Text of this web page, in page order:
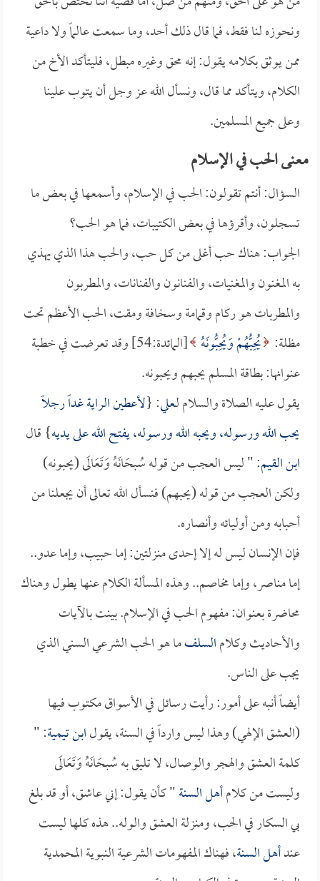
ونحوزه لنا فقط، فما قال ذلك أحد، وما سمعت عالماً ولا داعية
ممن يوثق بكلامه يقول: إنه محق وغيره مبطل، فليتأكد الأخ من
الكلام، ويتأكد مما قال، ونسأل الله عز وجل أن يتوب علينا
وعلى جميع المسلمين.
معنى الحب في الإسلام
السؤال: أنتم تقولون: الحب في الإسلام، وأسمعها في بعض ما
تسجلون، وأقرؤها في بعض الكتيبات، فما هو الحب؟
الجواب: هناك حب أغلى من كل حب، والحب هذا الذي يهذي
به المغنون والمغنيات، والفنانون والفنانات، والمطربون
والمطربات هو ركام وقمامة وسخافة ومقت، الحب الأعظم تحت
مظلة: يُحِبُّهُمْ وَيُحِبُّونَهُ
[المائدة:54] وقد تعرضت في خطبة
عنوانها: بطاقة المسلم يحبهم ويحبونه.
يقول عليه الصلاة والسلام لـعلي: {لأعطين الراية غداً رجلاً
يحب الله ورسوله، ويحبه الله ورسوله، يفتح الله على يديه} قال
ابن القيم: " ليس العجب من قوله سُبحَانَهُ وَتَعَالَى (يحبونه)
ولكن العجب من قوله (يحبهم) فنسأل الله تعالى أن يجعلنا من
أحبابه ومن أوليائه وأنصاره.
فإن الإنسان ليس له إلا إحدى منزلتين: إما حبيب، وإما عدو..
إما مناصر، وإما مخاصم.. وهذه المسألة الكلام عنها يطول وهناك
محاضرة بعنوان: مفهوم الحب في الإسلام. بينت بالآيات
والأحاديث وكلامالسلفما هو الحب الشرعي السني الذي
يجب على الناس.
أيضاً أنبه على أمور: رأيت رسائل في الأسواق مكتوب فيها
(العشق الإلهي) وهذا ليس وارداً في السنة، يقولابن تيمية: "
كلمة العشق والهجر والوصال، لا تليق به سُبحَانَهُ وَتَعَالَى
وليست من كلامأهل السنة" كأن يقول: إني عاشق، أو قد بلغ
بي السكار في الحب، ومنزلة العشق والوله.. هذه كلها ليست
عندأهل السنة، فهناك المفهومات الشرعية النبوية المحمدية